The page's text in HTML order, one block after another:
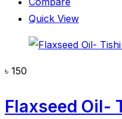
Quick View
৳ 150
Flaxseed Oil-